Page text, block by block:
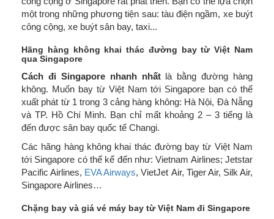
một trong những phương tiện sau: tàu điện ngầm, xe buýt
công cộng, xe buýt sân bay, taxi...
Hãng hàng không khai thác đường bay từ Việt Nam
qua Singapore
Cách đi Singapore nhanh nhấtlà bằng đường hàng
không. Muốn bay từ Việt Nam tới Singapore bạn có thể
xuất phát từ 1 trong 3 cảng hàng không: Hà Nội, Đà Nẵng
và TP. Hồ Chí Minh. Bạn chỉ mất khoảng 2 – 3 tiếng là
đến được sân bay quốc tế Changi.
Các hãng hàng không khai thác đường bay từ Việt Nam
tới Singapore có thể kể đến như: Vietnam Airlines; Jetstar
Pacific Airlines, EVA Airways, VietJet Air, Tiger Air, Silk Air,
Singapore Airlines…
Chặng bay và giá vé máy bay từ Việt Nam đi Singapore